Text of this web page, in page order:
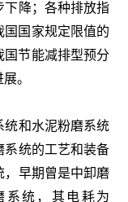
下降；各种排放指
国国家规定限值的
国节能减排型预分
。
和水泥粉磨系统
系统的工艺和装备
，早期曾是中卸磨
系统，其电耗为